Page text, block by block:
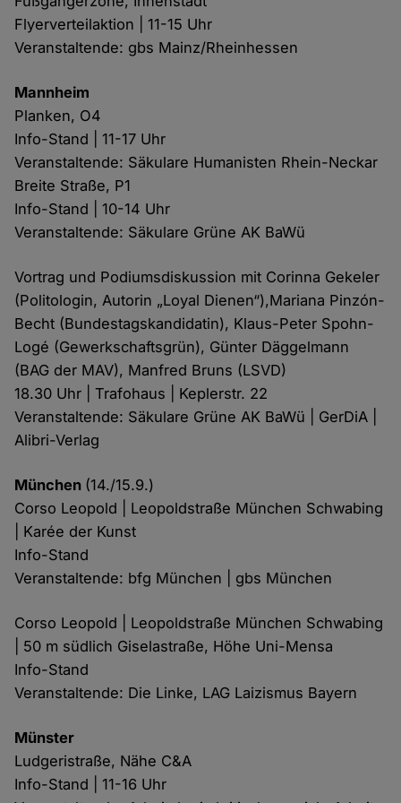
Flyerverteilaktion | 11-15 Uhr
Veranstaltende: gbs Mainz/Rheinhessen
Mannheim
Planken, O4
Info-Stand | 11-17 Uhr
Veranstaltende: Säkulare Humanisten Rhein-Neckar
Breite Straße, P1
Info-Stand | 10-14 Uhr
Veranstaltende: Säkulare Grüne AK BaWü
Vortrag und Podiumsdiskussion mit Corinna Gekeler
(Politologin, Autorin „Loyal Dienen“),Mariana Pinzón-
Becht (Bundestagskandidatin), Klaus-Peter Spohn-
Logé (Gewerkschaftsgrün), Günter Däggelmann
(BAG der MAV), Manfred Bruns (LSVD)
18.30 Uhr | Trafohaus | Keplerstr. 22
Veranstaltende: Säkulare Grüne AK BaWü | GerDiA |
Alibri-Verlag
München (14./15.9.)
Corso Leopold | Leopoldstraße München Schwabing
| Karée der Kunst
Info-Stand
Veranstaltende: bfg München | gbs München
Corso Leopold | Leopoldstraße München Schwabing
| 50 m südlich Giselastraße, Höhe Uni-Mensa
Info-Stand
Veranstaltende: Die Linke, LAG Laizismus Bayern
Münster
Ludgeristraße, Nähe C&A
Info-Stand | 11-16 Uhr